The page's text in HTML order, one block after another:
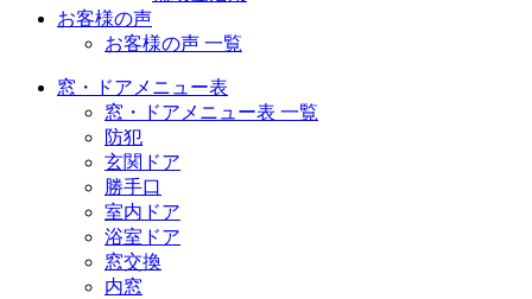
お客様の声
お客様の声 一覧
窓・ドアメニュー表
窓・ドアメニュー表 一覧
防犯
玄関ドア
勝手口
室内ドア
浴室ドア
窓交換
内窓